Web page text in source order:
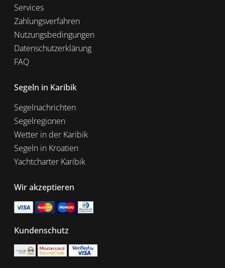
Services
Zahlungsverfahren
Nutzungsbedingungen
Datenschutzerklärung
FAQ
Segeln in Karibik
Segelnachrichten
Segelregionen
Wetter in der Karibik
Segeln in Kroatien
Yachtcharter Karibik
Wir akzeptieren
Kundenschutz